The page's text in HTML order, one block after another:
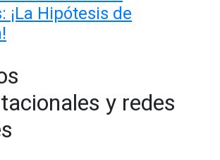
¡La Hipótesis de
y redes